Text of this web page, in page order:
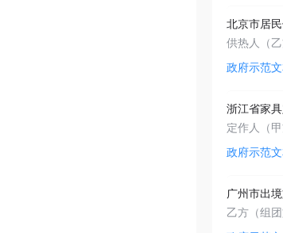
北京市居
政府示范
浙江省家具
政府示范
广州市出